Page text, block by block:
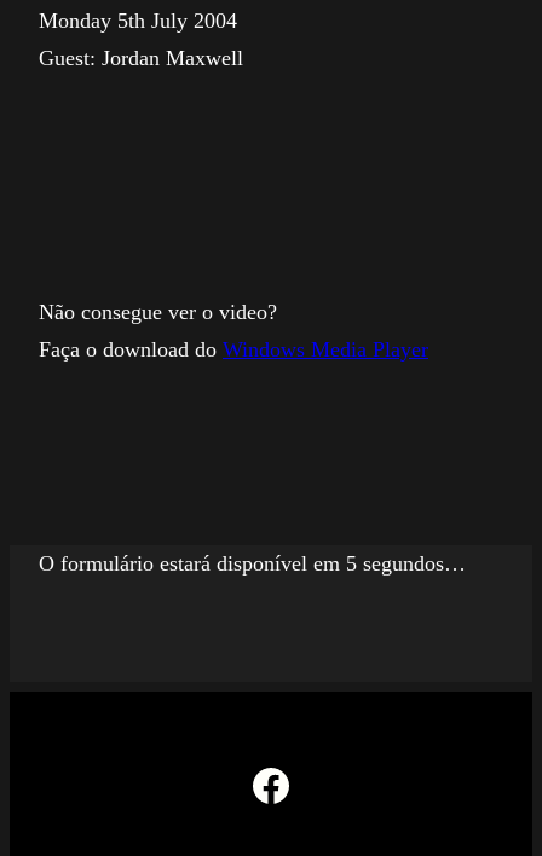
Monday 5th July 2004
Guest: Jordan Maxwell
Não consegue ver o video?
Faça o download do Windows Media Player
O formulário estará disponível em 5 segundos…
Facebook